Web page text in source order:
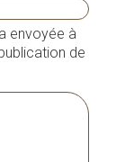
envoyée à
de